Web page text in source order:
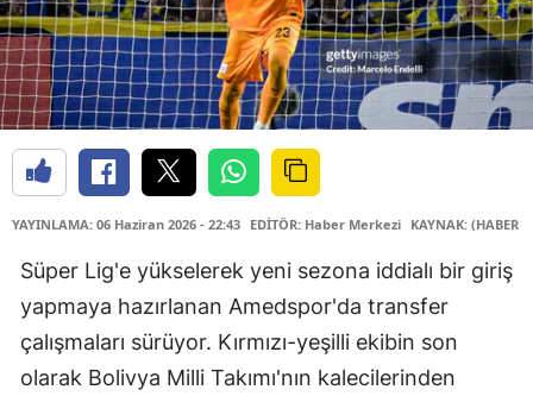
YAYINLAMA: 06 Haziran 2026 - 22:43 EDİTÖR: Haber Merkezi KAYNAK: (HABER
Süper Lig'e yükselerek yeni sezona iddialı bir giriş
yapmaya hazırlanan Amedspor'da transfer
çalışmaları sürüyor. Kırmızı-yeşilli ekibin son
olarak Bolivya Milli Takımı'nın kalecilerinden